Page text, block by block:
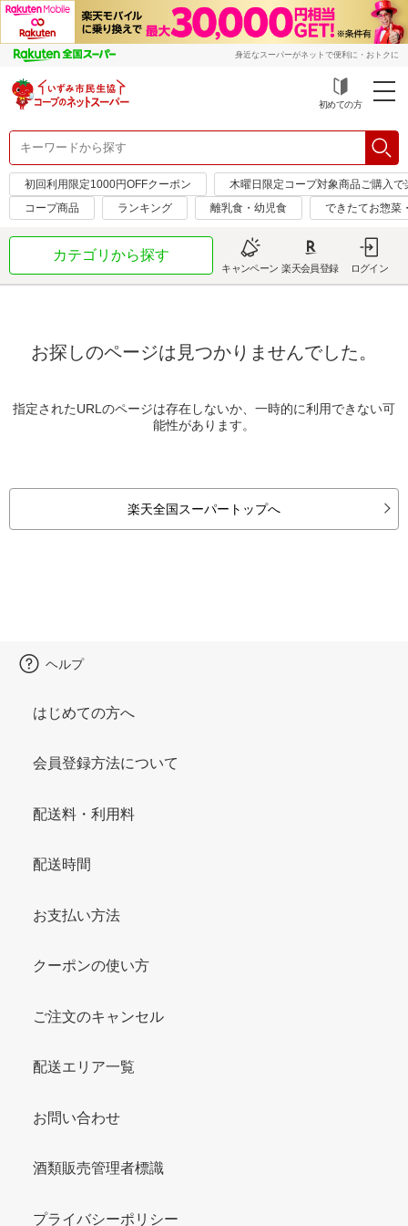
身近なスーパーがネットで便利に・おトクに
初めての方
初回利用限定1000円OFFクーポン
木曜日限定コープ対象商品ご購入
コープ商品
ランキング 離乳食・幼児食 できたてお惣菜
カテゴリから探す
キャンペーン 楽天会員登録 ログイン
お探しのページは見つかりませんでした。
指定されたURLのページは存在しないか、一時的に利用できない可
能性があります。
楽天全国スーパートップへ
ヘルプ
はじめての方へ
会員登録方法について
配送料・利用料
配送時間
お支払い方法
クーポンの使い方
ご注文のキャンセル
配送エリア一覧
お問い合わせ
酒類販売管理者標識
プライバシーポリシー